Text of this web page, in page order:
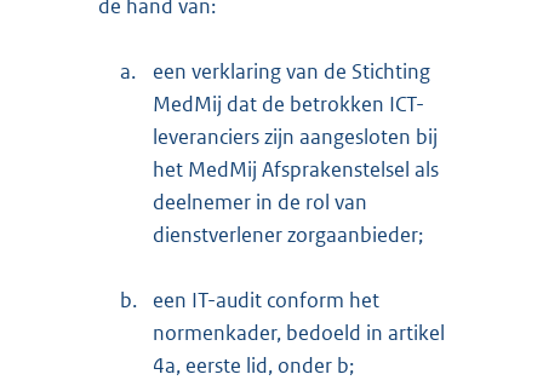
de hand van:
a.
een verklaring van de Stichting
MedMij dat de betrokken ICT-
leveranciers zijn aangesloten bij
het MedMij Afsprakenstelsel als
deelnemer in de rol van
dienstverlener zorgaanbieder;
b.
een IT-audit conform het
normenkader, bedoeld in artikel
4a, eerste lid, onder b;